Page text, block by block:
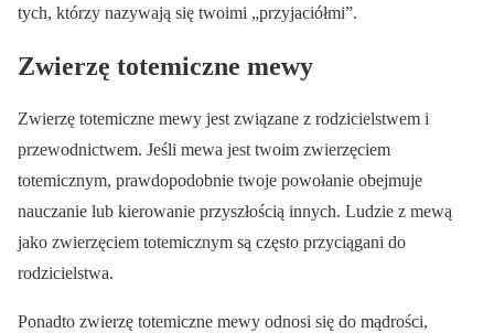
tych, którzy nazywają się twoimi „przyjaciółmi”.
Zwierzę totemiczne mewy
Zwierzę totemiczne mewy jest związane z rodzicielstwem i
przewodnictwem. Jeśli mewa jest twoim zwierzęciem
totemicznym, prawdopodobnie twoje powołanie obejmuje
nauczanie lub kierowanie przyszłością innych. Ludzie z mewą
jako zwierzęciem totemicznym są często przyciągani do
rodzicielstwa.
Ponadto zwierzę totemiczne mewy odnosi się do mądrości,